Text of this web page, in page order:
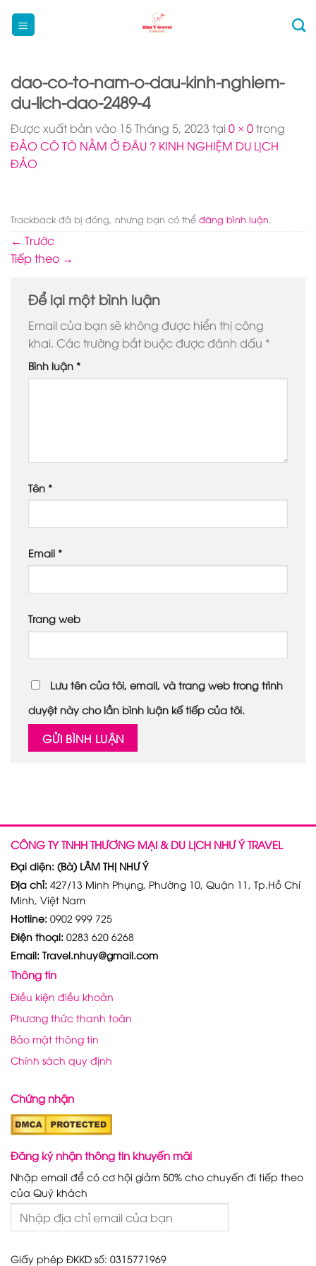
qua
dao-co-to-nam-o-dau-kinh-nghiem-
du-lich-dao-2489-4
Được xuất bản vào 15 Tháng 5, 2023 tại 0 × 0trong
ĐẢO CÔ TÔ NẰM Ở ĐÂU ? KINH NGHIỆM DU LỊCH
ĐẢO
Trackback đã bị đóng, nhưng bạn có thể đăng bình luận
← Trước
Tiếp theo →
Để lại một bình luận
Email của bạn sẽ không được hiển thị công
khai. Các trường bắt buộc được đánh dấu *
Bình luận *
Tên *
Email *
Trang web
Lưu tên của tôi, email, và trang web trong trình
duyệt này cho lần bình luận kế tiếp của tôi.
CÔNG TY TNHH THƯƠNG MẠI & DU LỊCH NHƯ Ý TRAVEL
Đại diện: (Bà) LÂM THỊ NHƯ Ý
Địa chỉ: 427/13 Minh Phụng, Phường 10, Quận 11, Tp.Hồ Chí
Minh, Việt Nam
Hotline: 0902 999 725
Điện thoại: 0283 620 6268
Email: Travel.nhuy@gmail.com
Thông tin
Điều kiện điều khoản
Phương thức thanh toán
Bảo mật thông tin
Chính sách quy định
Chứng nhận
Đăng ký nhận thông tin khuyến mãi
Nhập email để có cơ hội giảm 50% cho chuyến đi tiếp theo
của Quý khách
Giấy phép ĐKKD số: 0315771969